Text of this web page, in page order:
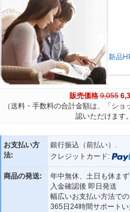
新品
販売価格 9,055
（送料・手数料の合計金額は、「シ
認いただけます
お支払い方
法:
銀行振込（前払い）.
クレジットカード:
商品の発送:
年中無休、土日も休まず
入金確認後 即日発送
幅広いお支払い方法で
365日24時間サポート